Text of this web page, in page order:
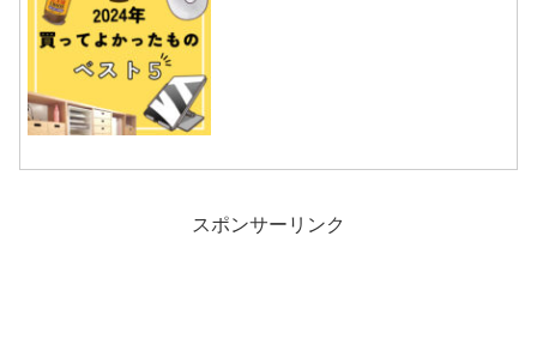
スポンサーリンク